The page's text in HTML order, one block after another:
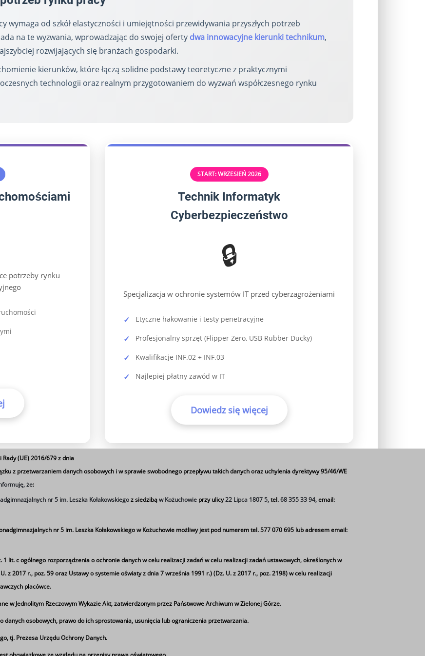
wymaga od szkół elastyczności i umiejętności przewidywania przyszłych potrzeb
na te wyzwania, wprowadzając do swojej oferty dwa innowacyjne kierunki technikum,
rozwijających się branżach gospodarki.
kierunków, które łączą solidne podstawy teoretyczne z praktycznymi
technologii oraz realnym przygotowaniem do wyzwań współczesnego rynku
potrzeby rynku
START: WRZESIEŃ 2026
Technik Informatyk
Cyberbezpieczeństwo
🔒
Specjalizacja w ochronie systemów IT przed cyberzagrożeniami
Etyczne hakowanie i testy penetracyjne
Profesjonalny sprzęt (Flipper Zero, USB Rubber Ducky)
Kwalifikacje INF.02 + INF.03
Najlepiej płatny zawód w IT
Dowiedz się więcej
🚀 Dołącz do nas w nadchodzącej rekrutacji!
2026 roku. Bądź na bieżąco z naszymi aktualnościami i jako pierwszy dowiedz się o szczegółach naboru.
Sprawdź harmonogram naboru
Kontakt:sekretariat@sp5kozuchow.pl| ☎️ Tel:(68) 355 3394
(UE) 2016/679 z dnia
z przetwarzaniem danych osobowych i w sprawie swobodnego przepływu takich danych oraz uchylenia dyrektywy 95/46/WE
że:
nr 5 im. Leszka Kołakowskiegoz siedzibąw Kożuchowie przy ulicy22 Lipca 1807 5,tel.68 355 33 94,email:
nr 5 im. Leszka Kołakowskiego w Kożuchowie możliwy jest pod numerem tel. 577 070 695 lub adresem email:
1 lit. c ogólnego rozporządzenia o ochronie danych w celu realizacji zadań w celu realizacji zadań ustawowych, określonych w
z 2017 r., poz. 59 oraz Ustawy o systemie oświaty z dnia 7 września 1991 r.) (Dz. U. z 2017 r., poz. 2198) w celu realizacji
placówce.
w Jednolitym Rzeczowym Wykazie Akt, zatwierdzonym przez Państwowe Archiwum w Zielonej Górze.
osobowych, prawo do ich sprostowania, usunięcia lub ograniczenia przetwarzania.
tj. Prezesa Urzędu Ochrony Danych.